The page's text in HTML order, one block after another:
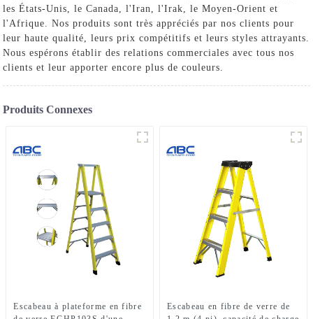
les États-Unis, le Canada, l'Iran, l'Irak, le Moyen-Orient et
l'Afrique. Nos produits sont très appréciés par nos clients pour
leur haute qualité, leurs prix compétitifs et leurs styles attrayants.
Nous espérons établir des relations commerciales avec tous nos
clients et leur apporter encore plus de couleurs.
Produits Connexes
Escabeau à plateforme en fibre
Escabeau en fibre de verre de